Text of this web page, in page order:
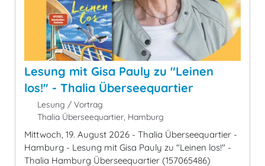
Lesung mit Gisa Pauly zu "Leinen
los!" - Thalia Überseequartier
Lesung / Vortrag
Thalia Überseequartier, Hamburg
Mittwoch, 19. August 2026 - Thalia Überseequartier -
Hamburg - Lesung mit Gisa Pauly zu "Leinen los!" -
Thalia Hamburg Überseequartier (157065486)